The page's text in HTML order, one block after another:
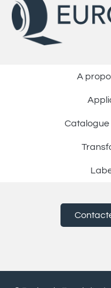
ADDEV
+32 56 72 45
+48 24 285
A
Catalogue